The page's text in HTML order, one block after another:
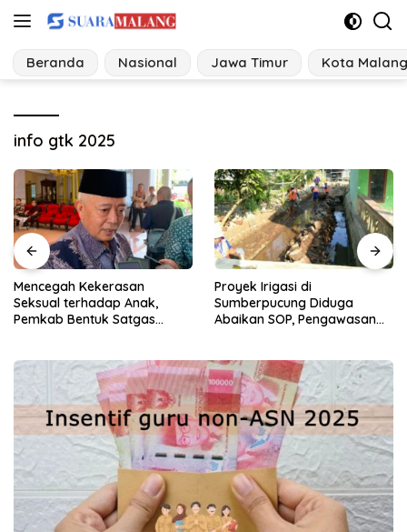
Langsung
konten
Beranda Nasional Jawa Timur Kota Malang
info gtk 2025
Mencegah Kekerasan
Seksual terhadap Anak,
Pemkab Bentuk Satgas
Proyek Irigasi di
Sumberpucung Diduga
Abaikan SOP, Pengawasan